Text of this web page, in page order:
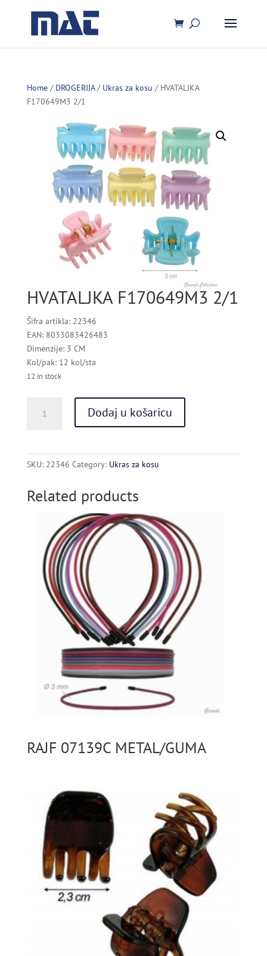
Home/ DROGERIJA/ Ukras za kosu / HVATALJKA
F170649M3 2/1
HVATALJKA F170649M3 2/1
Šifra artikla: 22346
EAN: 8033083426483
Dimenzije: 3 CM
Kol/pak: 12 kol/sta
12 in stock
F170649M3
Dodaj u košaricu
SKU: 22346 Category: Ukras za kosu
Related products
RAJF 07139C METAL/GUMA